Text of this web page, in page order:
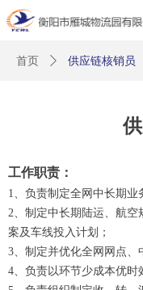
首页 ꄲ 供应链核销员
工作职责：
1、负责制定全网中长期业
2、制定中长期陆运、航
案及车线投入计划；
3、制定并优化全网网点、
4、负责以环节少成本优时